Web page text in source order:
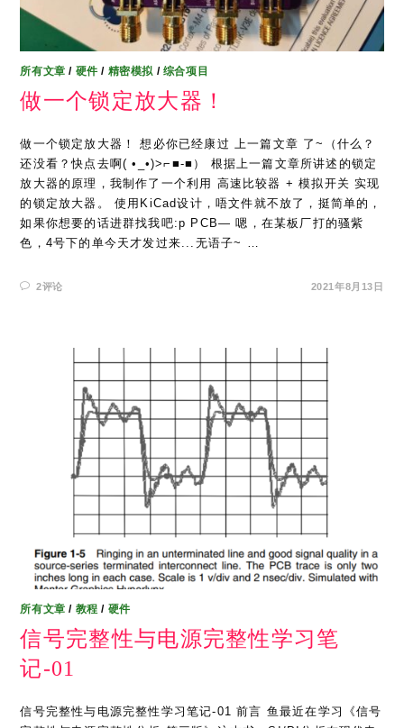
所有文章 / 硬件 / 精密模拟 / 综合项目
做一个锁定放大器！
做一个锁定放大器！ 想必你已经康过 上一篇文章 了~（什么？
还没看？快点去啊( •_•)>⌐■-■） 根据上一篇文章所讲述的锁定
放大器的原理，我制作了一个利用 高速比较器 + 模拟开关 实现
的锁定放大器。 使用KiCad设计，唔文件就不放了，挺简单的，
如果你想要的话进群找我吧:p PCB— 嗯，在某板厂打的骚紫
色，4号下的单今天才发过来...无语子~ …
2评论 2021年8月13日
所有文章 / 教程 / 硬件
信号完整性与电源完整性学习笔
记-01
信号完整性与电源完整性学习笔记-01 前言 鱼最近在学习《信号